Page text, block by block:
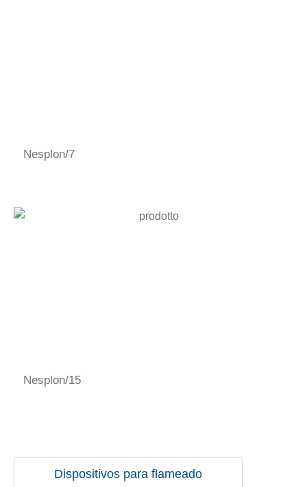
Nesplon/7
Nesplon/15
Dispositivos para flameado